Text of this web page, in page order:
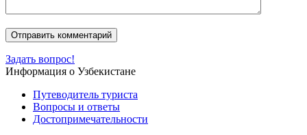
Задать вопрос!
Информация о Узбекистане
Путеводитель туриста
Вопросы и ответы
Достопримечательности